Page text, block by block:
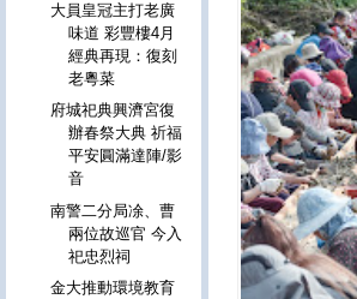
大員皇冠主打老廣
味道 彩豐樓4月
經典再現：復刻
老粵菜
府城祀典興濟宮復
辦春祭大典 祈福
平安圓滿達陣/影
音
南警二分局凃、曹
兩位故巡官 今入
祀忠烈祠
金大推動環境教育